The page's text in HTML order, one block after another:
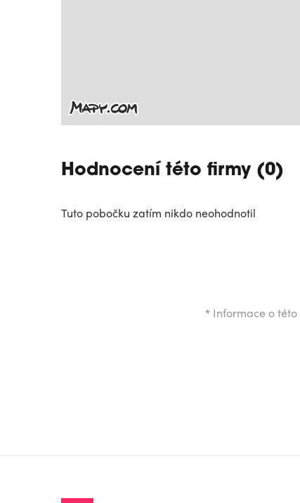
Hodnocení této firmy (0)
Tuto pobočku zatím nikdo neohodnotil
* Informace o